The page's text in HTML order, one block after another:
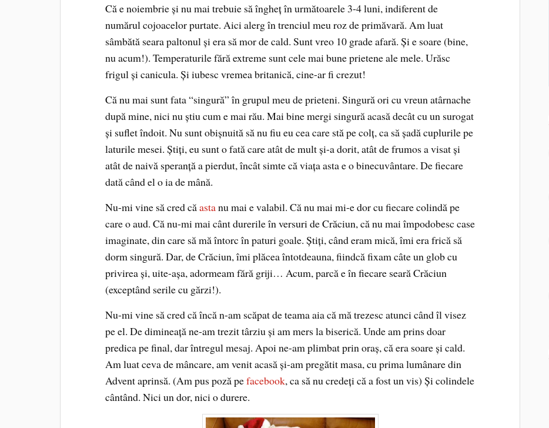
Că e noiembrie şi nu mai trebuie să îngheţ în următoarele 3-4 luni, indiferent de
numărul cojoacelor purtate. Aici alerg în trenciul meu roz de primăvară. Am luat
sâmbătă seara paltonul şi era să mor de cald. Sunt vreo 10 grade afară. Şi e soare (bine,
nu acum!). Temperaturile fără extreme sunt cele mai bune prietene ale mele. Urăsc
frigul şi canicula. Şi iubesc vremea britanică, cine-ar fi crezut!
Că nu mai sunt fata “singură” în grupul meu de prieteni. Singură ori cu vreun atârnache
după mine, nici nu ştiu cum e mai rău. Mai bine mergi singură acasă decât cu un surogat
şi suflet îndoit. Nu sunt obişnuită să nu fiu eu cea care stă pe colţ, ca să şadă cuplurile pe
laturile mesei. Ştiţi, eu sunt o fată care atât de mult şi-a dorit, atât de frumos a visat şi
atât de naivă speranţă a pierdut, încât simte că viaţa asta e o binecuvântare. De fiecare
dată când el o ia de mână.
Nu-mi vine să cred căastanu mai e valabil. Că nu mai mi-e dor cu fiecare colindă pe
care o aud. Că nu-mi mai cânt durerile în versuri de Crăciun, că nu mai împodobesc case
imaginate, din care să mă întorc în paturi goale. Ştiţi, când eram mică, îmi era frică să
dorm singură. Dar, de Crăciun, îmi plăcea întotdeauna, fiindcă fixam câte un glob cu
privirea şi, uite-aşa, adormeam fără griji… Acum, parcă e în fiecare seară Crăciun
(exceptând serile cu gărzi!).
Nu-mi vine să cred că încă n-am scăpat de teama aia că mă trezesc atunci când îl visez
pe el. De dimineaţă ne-am trezit târziu şi am mers la biserică. Unde am prins doar
predica pe final, dar întregul mesaj. Apoi ne-am plimbat prin oraş, că era soare şi cald.
Am luat ceva de mâncare, am venit acasă şi-am pregătit masa, cu prima lumânare din
Advent aprinsă. (Am pus poză pefacebook, ca să nu credeţi că a fost un vis) Şi colindele
cântând. Nici un dor, nici o durere.